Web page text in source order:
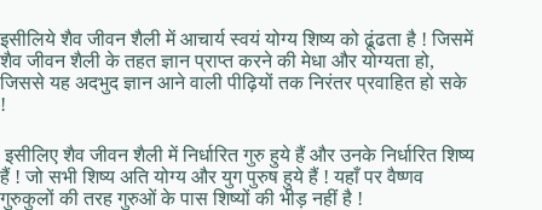
इसीलिये शैव जीवन शैली में आचार्य स्वयं योग्य शिष्य को ढूंढता है ! जिसमें
शैव जीवन शैली के तहत ज्ञान प्राप्त करने की मेधा और योग्यता हो,
जिससे यह अदभुद ज्ञान आने वाली पीढ़ियों तक निरंतर प्रवाहित हो सके
!
इसीलिए शैव जीवन शैली में निर्धारित गुरु हुये हैं और उनके निर्धारित शिष्य
हैं ! जो सभी शिष्य अति योग्य और युग पुरुष हुये हैं ! यहाँ पर वैष्णव
गुरुकुलों की तरह गुरुओं के पास शिष्यों की भीड़ नहीं है !